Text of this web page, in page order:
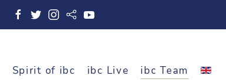
Spirit of ibc ibc Live ibc Team